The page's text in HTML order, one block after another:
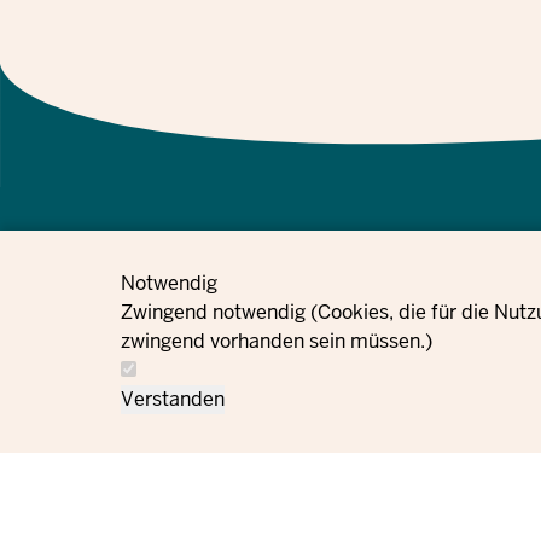
Notwendig
Zwingend notwendig (Cookies, die für die
zwingend vorhanden sein müssen.)
Verstanden
الطلبات بصمة
معلومات حماية
البيانات
إعدادات ملفات تعريف
الارتباط